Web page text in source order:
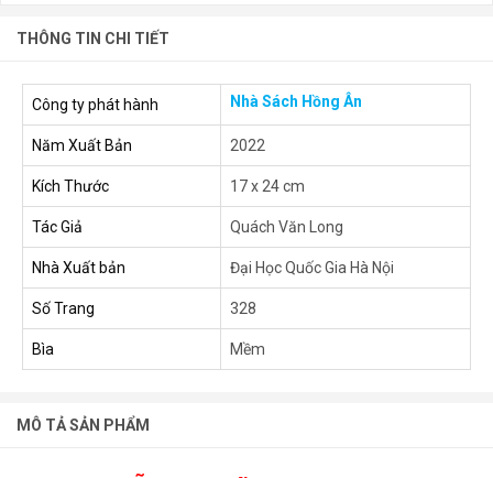
THÔNG TIN CHI TIẾT
Công ty phát hành Nhà Sách Hồng Ân
Năm Xuất Bản 2022
Kích Thước 17 x 24 cm
Tác Giả Quách Văn Long
Nhà Xuất bản Đại Học Quốc Gia Hà Nội
Số Trang 328
Bìa Mềm
MÔ TẢ SẢN PHẨM